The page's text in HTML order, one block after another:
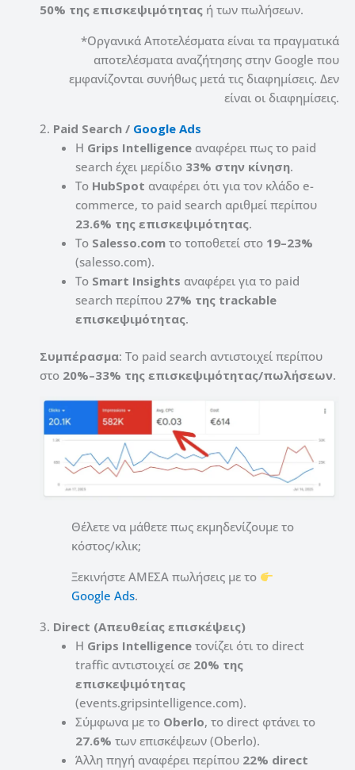
50% της επισκεψιμότητας ή των πωλήσεων.
*Οργανικά Αποτελέσματα είναι τα πραγματικά
αποτελέσματα αναζήτησης στην Google που
εμφανίζονται συνήθως μετά τις διαφημίσεις. Δεν
είναι οι διαφημίσεις.
2. Paid Search / Google Ads
Η Grips Intelligence αναφέρει πως το paid
search έχει μερίδιο 33% στην κίνηση.
Το HubSpot αναφέρει ότι για τον κλάδο e-
commerce, το paid search αριθμεί περίπου
23.6% της επισκεψιμότητας.
Το Salesso.com το τοποθετεί στο 19–23%
(salesso.com).
Το Smart Insights αναφέρει για το paid
search περίπου 27% της trackable
επισκεψιμότητας.
Συμπέρασμα: Το paid search αντιστοιχεί περίπου
στο 20%–33% της επισκεψιμότητας/πωλήσεων.
Θέλετε να μάθετε πως εκμηδενίζουμε το
κόστος/κλικ;
Ξεκινήστε ΑΜΕΣΑ πωλήσεις με το
Google Ads.
3. Direct (Απευθείας επισκέψεις)
Η Grips Intelligence τονίζει ότι το direct
traffic αντιστοιχεί σε 20% της
επισκεψιμότητας
(events.gripsintelligence.com).
Σύμφωνα με το Oberlo, το direct φτάνει το
27.6% των επισκέψεων (Oberlo).
Άλλη πηγή αναφέρει περίπου 22% direct